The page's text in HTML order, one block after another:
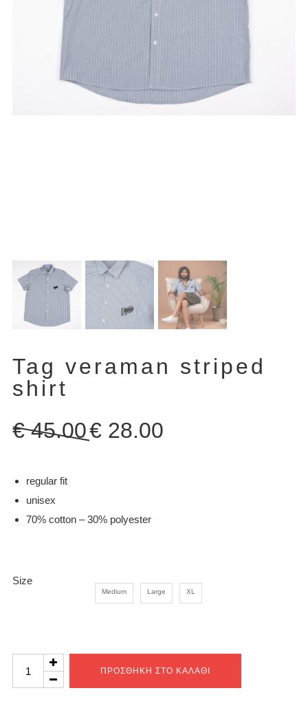
Tag veraman striped
shirt
€45.00 price
€28.00
regular fit
unisex
70% cotton – 30% polyester
Size
Medium Large XL
veraman
ΠΡΟΣΘΉΚΗ ΣΤΟ ΚΑΛΆΘΙ